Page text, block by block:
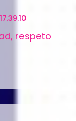
respeto